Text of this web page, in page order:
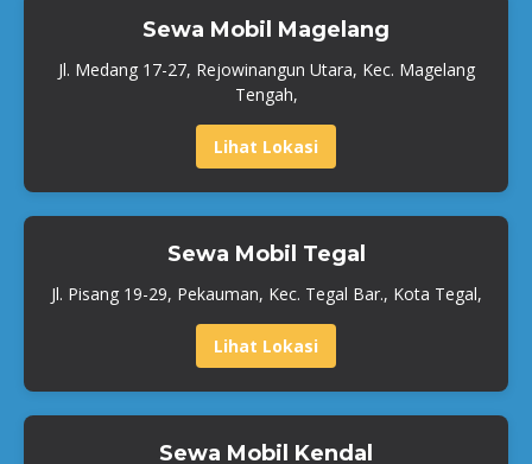
Sewa Mobil Magelang
Jl. Medang 17-27, Rejowinangun Utara, Kec. Magelang
Tengah,
Lihat Lokasi
Sewa Mobil Tegal
Jl. Pisang 19-29, Pekauman, Kec. Tegal Bar., Kota Tegal,
Lihat Lokasi
Sewa Mobil Kendal